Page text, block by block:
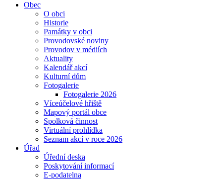
Obec
O obci
Historie
Památky v obci
Provodovské noviny
Provodov v médiích
Aktuality
Kalendář akcí
Kulturní dům
Fotogalerie
Fotogalerie 2026
Víceúčelové hřiště
Mapový portál obce
Spolková činnost
Virtuální prohlídka
Seznam akcí v roce 2026
Úřad
Úřední deska
Poskytování informací
E-podatelna